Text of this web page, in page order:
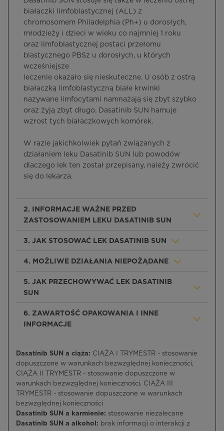
białaczki limfoblastycznej (ALL) z
chromosomem Philadelphia (Ph+) u dorosłych,
młodzieży i dzieci w wieku co najmniej 1 roku
oraz limfoblastycznej postaci przełomu
blastycznego PBSz u dorosłych, u których
wcześniejsze
leczenie okazało się nieskuteczne. U osób z ostrą
białaczką limfoblastyczną białe krwinki
nazywane limfocytami namnażają się zbyt szybko
oraz żyją zbyt długo. Dasatinib SUN hamuje
wzrost tych białaczkowych komórek.
W razie jakichkolwiek pytań związanych z
działaniem leku Dasatinib SUN lub powodów
dlaczego lek ten został przepisany, należy zwrócić
się do lekarza.
2. INFORMACJE WAŻNE PRZED
ZASTOSOWANIEM LEKU DASATINIB SUN
3. JAK STOSOWAĆ LEK DASATINIB SUN
4. MOŻLIWE DZIAŁANIA NIEPOŻĄDANE
5. JAK PRZECHOWYWAĆ LEK DASATINIB
SUN
6. ZAWARTOŚĆ OPAKOWANIA I INNE
INFORMACJE
Dasatinib SUN a ciąża: CIĄŻA I TRYMESTR - stosowanie
dopuszczone w warunkach bezwzględnej konieczności,
CIĄŻA II TRYMESTR - stosowanie dopuszczone w
warunkach bezwzględnej konieczności, CIĄŻA III
TRYMESTR - stosowanie dopuszczone w warunkach
bezwzględnej konieczności
Dasatinib SUN a karmienie: stosowanie niezalecane
Dasatinib SUN a alkohol: brak informacji o interakcji z